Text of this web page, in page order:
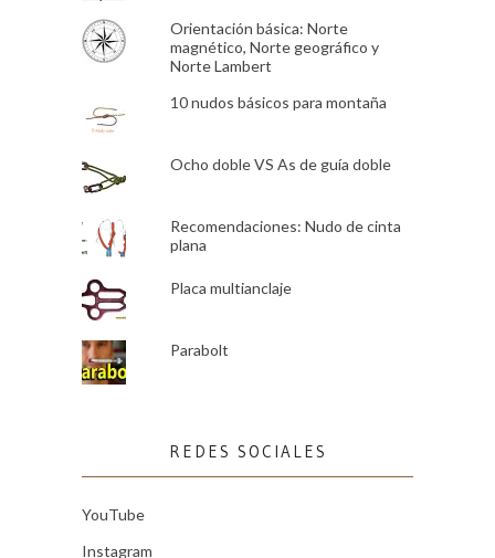
Orientación básica: Norte
magnético, Norte geográfico y
Norte Lambert
10 nudos básicos para montaña
Ocho doble VS As de guía doble
Recomendaciones: Nudo de cinta
plana
Placa multianclaje
Parabolt
REDES SOCIALES
YouTube
Instagram